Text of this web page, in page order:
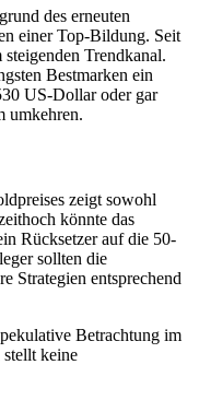
des erneuten
einer Top-Bildung. Seit
Trendkanal.
Bestmarken ein
US-Dollar oder gar
umkehren.
zeigt sowohl
könnte das
Rücksetzer auf die 50-
sollten die
Strategien entsprechend
Betrachtung im
keine